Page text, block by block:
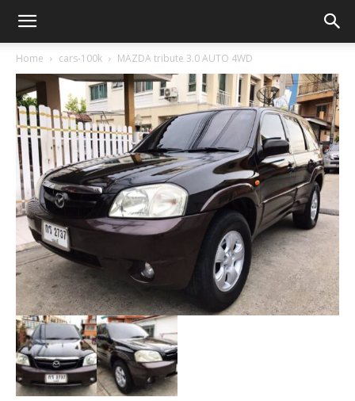
Home cars-100k MAZDA tribute 3.0 AUTO 4WD